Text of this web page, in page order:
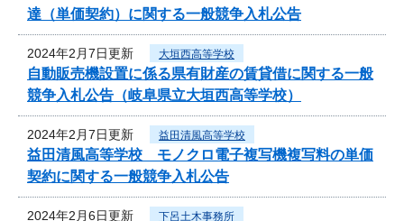
達（単価契約）に関する一般競争入札公告
2024年2月7日更新 大垣西高等学校
自動販売機設置に係る県有財産の賃貸借に関する一般
競争入札公告（岐阜県立大垣西高等学校）
2024年2月7日更新 益田清風高等学校
益田清風高等学校 モノクロ電子複写機複写料の単価
契約に関する一般競争入札公告
2024年2月6日更新 下呂土木事務所